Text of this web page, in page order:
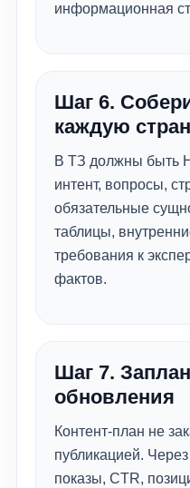
информационная
Шаг 6.
каждую
В ТЗ должны быть
интент, вопросы,
обязательные
таблицы,
требования к
фактов.
Шаг 7.
обновления
Контент-план не
публикацией.
показы, CTR,